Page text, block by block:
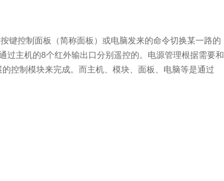
键控制面板（简称面板）或电脑发来的命令切换某一路的
过主机的8个红外输出口分别遥控的。电源管理根据需要和
控制模块来完成。而主机、模块、面板、电脑等是通过